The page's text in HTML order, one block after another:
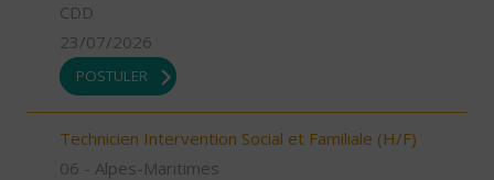
CDD
23/07/2026
POSTULER
Technicien Intervention Social et Familiale (H/F)
06 - Alpes-Maritimes